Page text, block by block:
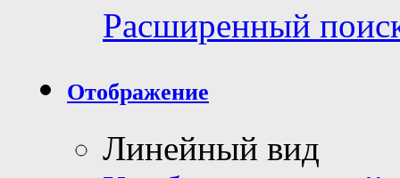
Расширенный
Отображение
Линейный вид